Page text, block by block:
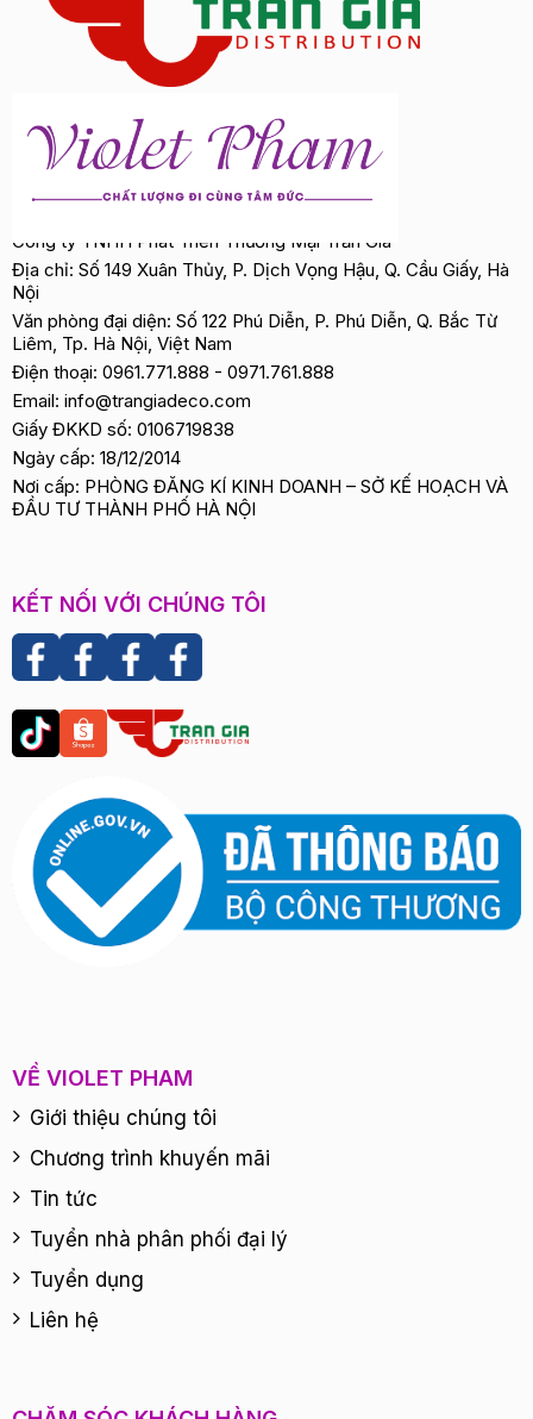
Công ty TNHH Phát Triển Thương Mại Trần Gia
Địa chỉ: Số 149 Xuân Thủy, P. Dịch Vọng Hậu, Q. Cầu Giấy, Hà
Nội
Văn phòng đại diện: Số 122 Phú Diễn, P. Phú Diễn, Q. Bắc Từ
Liêm, Tp. Hà Nội, Việt Nam
Điện thoại: 0961.771.888 - 0971.761.888
Email: info@trangiadeco.com
Giấy ĐKKD số: 0106719838
Ngày cấp: 18/12/2014
Nơi cấp: PHÒNG ĐĂNG KÍ KINH DOANH – SỞ KẾ HOẠCH VÀ
ĐẦU TƯ THÀNH PHỐ HÀ NỘI
KẾT NỐI VỚI CHÚNG TÔI
VỀ VIOLET PHAM
Giới thiệu chúng tôi
Chương trình khuyến mãi
Tin tức
Tuyển nhà phân phối đại lý
Tuyển dụng
Liên hệ